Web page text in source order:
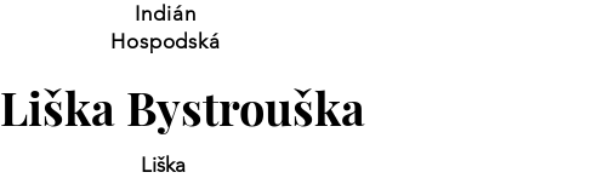
Indián
Hospodská
Liška Bystrouška
Liška